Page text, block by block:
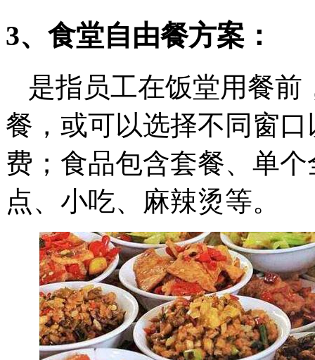
3、食堂自由餐方案：
是指员工在饭堂用餐
餐，或可以选择不同窗
费；食品包含套餐、单
点、小吃、麻辣烫等。